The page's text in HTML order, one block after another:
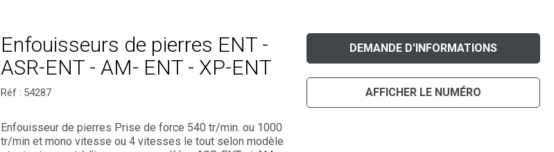
Enfouisseurs de pierres ENT -
ASR-ENT - AM- ENT - XP-ENT
Réf : 54287
Enfouisseur de pierres Prise de force 540 tr/min. ou 1000
tr/min et mono vitesse ou 4 vitesses le tout selon modèle
DEMANDE D'INFORMATIONS
AFFICHER LE NUMÉRO